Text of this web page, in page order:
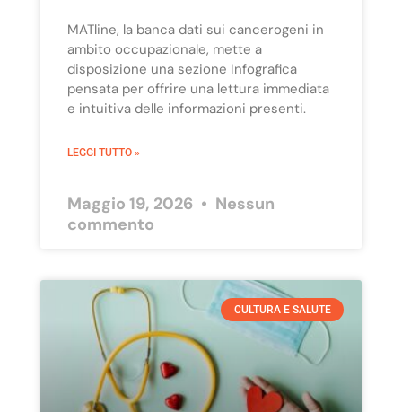
MATline, la banca dati sui cancerogeni in
ambito occupazionale, mette a
disposizione una sezione Infografica
pensata per offrire una lettura immediata
e intuitiva delle informazioni presenti.
LEGGI TUTTO »
Maggio 19, 2026
Nessun
commento
CULTURA E SALUTE